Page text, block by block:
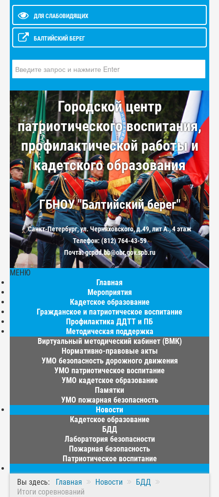
ДЛЯ СЛАБОВИДЯЩИХ
БАЛТИЙСКИЙ БЕРЕГ
Городской центр
патриотического воспитания,
профилактической работы и
кадетского образования
ГБНОУ "Балтийский берег"
Санкт-Петербург, ул. Черняховского, д.49, лит А., 4 этаж
Телефон: (812) 764-43-59
Почта: gcpdd.bb@obr.gov.spb.ru
МЕНЮ
Главная
Мероприятия
Кадетское образование
Гражданское и патриотическое воспитание
Профилактика ДДТТ и ПБ
Методическая поддержка
Виртуальный методический кабинет (ВМК)
Нормативно-правовые акты
УМО безопасность дорожного движения
УМО патриотическое воспитание
УМО кадетское образование
Памятки
УМО пожарная безопасность
Новости
Кадетское образование
БДД
Лаборатория безопасности
Пожарная безопасность
Патриотическое воспитание
Вы здесь: Главная Новости
БДД
Итоги соревнований